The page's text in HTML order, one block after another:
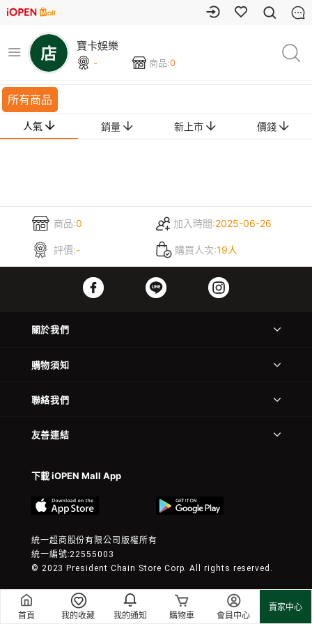
首頁 我的收藏 我的通知 購物車 會員中心
賣家中心
寶卡娛樂
- 商品:0
所有商品
人氣 銷量 新上市 價錢
商品:0 加入時間:2025-06-26
評價:- 購買人次:19人
關於我們
購物須知
聯絡我們
友善連結
下載 iOPEN Mall App
統一超商股份有限公司版權所有
統一編號:22555003
© 2023 President Chain Store Corp. All rights reserved.